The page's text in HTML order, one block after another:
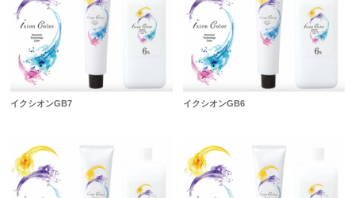
イクシオンGB7 イクシオンGB6